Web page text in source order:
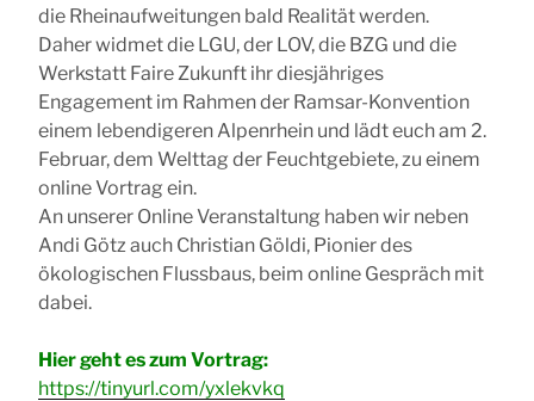
die Rheinaufweitungen bald Realität werden.
Daher widmet die LGU, der LOV, die BZG und die
Werkstatt Faire Zukunft ihr diesjähriges
Engagement im Rahmen der Ramsar-Konvention
einem lebendigeren Alpenrhein und lädt euch am 2.
Februar, dem Welttag der Feuchtgebiete, zu einem
online Vortrag ein.
An unserer Online Veranstaltung haben wir neben
Andi Götz auch Christian Göldi, Pionier des
ökologischen Flussbaus, beim online Gespräch mit
dabei.
Hier geht es zum Vortrag:
https://tinyurl.com/yxlekvkq